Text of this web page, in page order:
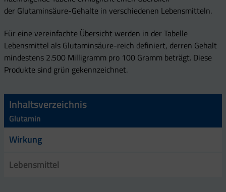
der Glutaminsäure-Gehalte in verschiedenen Lebensmitteln.
Für eine vereinfachte Übersicht werden in der Tabelle
Lebensmittel als Glutaminsäure-reich definiert, derren Gehalt
mindestens 2.500 Milligramm pro 100 Gramm beträgt. Diese
Produkte sind grün gekennzeichnet.
Inhaltsverzeichnis
Glutamin
Wirkung
Lebensmittel